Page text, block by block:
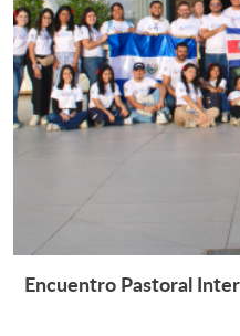
Encuentro Pastoral